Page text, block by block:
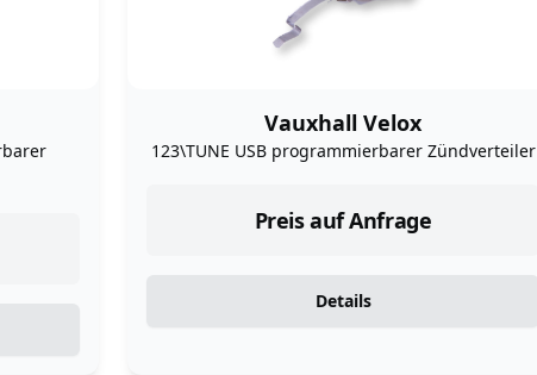
Vauxhall Velox
123\TUNE USB programmierbarer Zündverteiler
Preis auf Anfrage
Details